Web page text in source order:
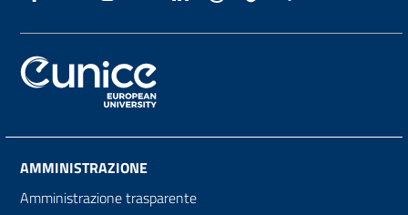
AMMINISTRAZIONE
Amministrazione trasparente